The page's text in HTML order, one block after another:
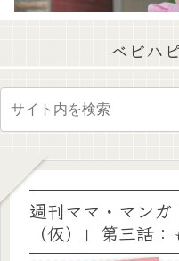
ベビハ
週刊ママ・マンガ
（仮）」第三話